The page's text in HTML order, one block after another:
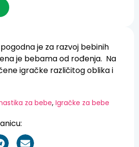
je za razvoj bebinih
je bebama od rođenja. Na
igračke različitog oblika i
za bebe, Igračke za bebe